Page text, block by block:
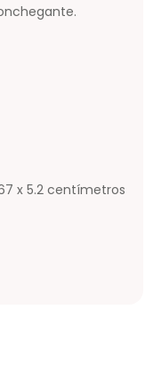
x 5.2 centímetros